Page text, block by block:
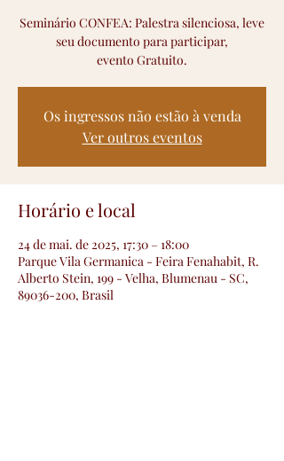
Seminário CONFEA: Palestra silenciosa, leve
seu documento para participar,
evento Gratuito.
Os ingressos não estão à venda
Ver outros eventos
Horário e local
24 de mai. de 2025, 17:30 – 18:00
Parque Vila Germanica - Feira Fenahabit, R.
Alberto Stein, 199 - Velha, Blumenau - SC,
89036-200, Brasil